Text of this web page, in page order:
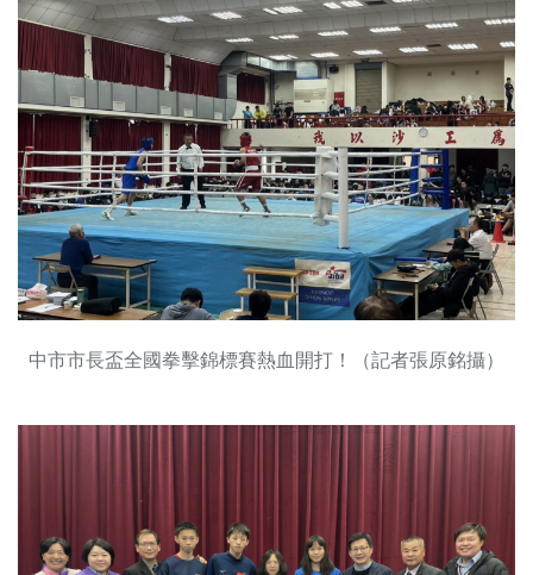
中市市長盃全國拳擊錦標賽熱血開打！（記者張原銘攝）